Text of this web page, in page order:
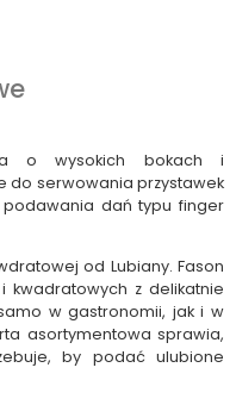
o wysokich bokach i
do serwowania przystawek
dań typu finger
od Lubiany. Fason
kwadratowych z delikatnie
w gastronomii, jak i w
asortymentowa sprawia,
by podać ulubione